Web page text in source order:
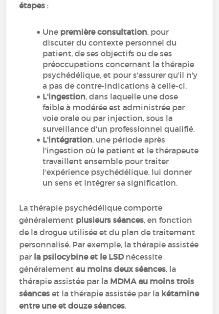
étapes :
Une première consultation, pour
discuter du contexte personnel du
patient, de ses objectifs ou de ses
préoccupations concernant la thérapie
psychédélique, et pour s'assurer qu'il n'y
a pas de contre-indications à celle-ci.
L'ingestion, dans laquelle une dose
faible à modérée est administrée par
voie orale ou par injection, sous la
surveillance d'un professionnel qualifié.
L'intégration, une période après
l'ingestion où le patient et le thérapeute
travaillent ensemble pour traiter
l'expérience psychédélique, lui donner
un sens et intégrer sa signification.
La thérapie psychédélique comporte
généralement plusieurs séances, en fonction
de la drogue utilisée et du plan de traitement
personnalisé. Par exemple, la thérapie assistée
par la psilocybine et le LSDnécessite
généralementau moins deux séances, la
thérapie assistée par la MDMA au moins trois
séances et la thérapie assistée par la kétamine
entre une et douze séances.